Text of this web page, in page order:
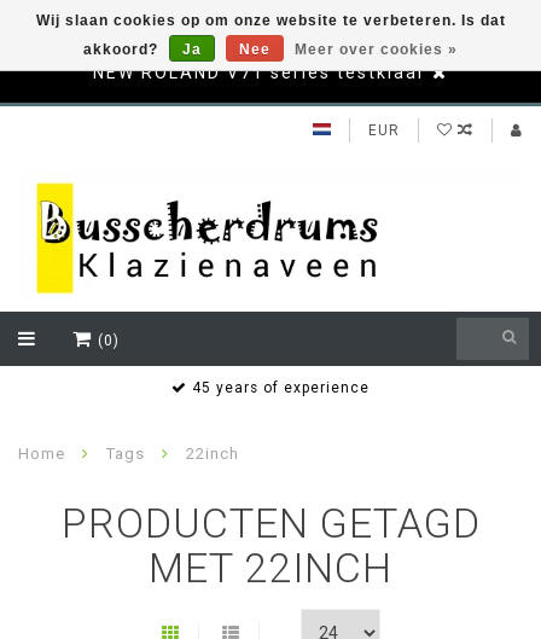
NEW ROLAND V71 series testklaar
EUR
(0)
45 years of experience
Home Tags 22inch
PRODUCTEN GETAGD
MET 22INCH
Wij slaan cookies op om onze website te verbeteren. Is dat
akkoord?
Ja Nee Meer over cookies »